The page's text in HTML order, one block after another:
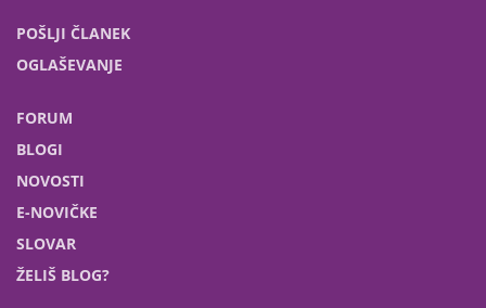
POŠLJI ČLANEK
OGLAŠEVANJE
FORUM
BLOGI
NOVOSTI
E-NOVIČKE
SLOVAR
ŽELIŠ BLOG?